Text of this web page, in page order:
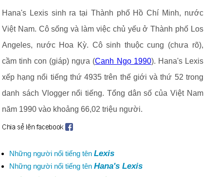
Hana's Lexis sinh ra tại Thành phố Hồ Chí Minh, nước
Việt Nam. Cô sống và làm việc chủ yếu ở Thành phố Los
Angeles, nước Hoa Kỳ. Cô sinh thuộc cung (chưa rõ),
cầm tinh con (giáp) ngựa (Canh Ngọ 1990). Hana's Lexis
xếp hạng nổi tiếng thứ 4935 trên thế giới và thứ 52 trong
danh sách Vlogger nổi tiếng. Tổng dân số của Việt Nam
năm 1990 vào khoảng 66,02 triệu người.
Những người nổi tiếng tên Lexis
Những người nổi tiếng tên Hana's Lexis